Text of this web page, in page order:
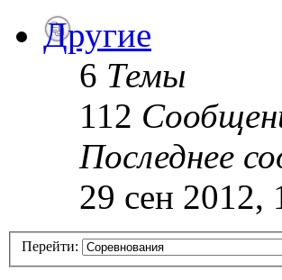
Другие
6 Темы
112
Последнее
29 сен 2012,
Перейти: